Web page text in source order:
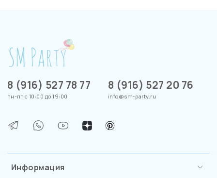
Информация
8 (916) 527 78 77
пн-пт с 10:00 до 19:00
8 (916) 527 20 76
info@sm-party.ru